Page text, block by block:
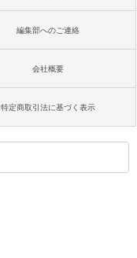
編集部へのご連絡
会社概要
特定商取引法に基づく表示